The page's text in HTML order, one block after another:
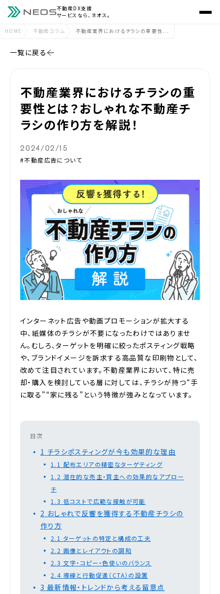
不動産DX支援
サービスなら、ネオス。
HOME 不動産コラム 不動産業界におけるチラシの重要性...
一覧に戻る
不動産業界におけるチラシの重
要性とは？おしゃれな不動産チ
ラシの作り方を解説！
2024/02/15
#不動産広告について
インターネット広告や動画プロモーションが拡大する
中、紙媒体のチラシが不要になったわけではありませ
ん。むしろ、ターゲットを明確に絞ったポスティング戦略
や、ブランドイメージを訴求する高品質な印刷物として、
改めて注目されています。不動産業界において、特に売
却・購入を検討している層に対しては、チラシが持つ“手
に取る”“家に残る”という特徴が強みとなっています。
目次
1 チラシポスティングが今も効果的な理由
1.1 配布エリアの精密なターゲティング
1.2 潜在的な売主・買主への効果的なアプロー
チ
1.3 低コストで広範な接触が可能
2 おしゃれで反響を獲得する不動産チラシの
作り方
2.1 ターゲットの特定と構成の工夫
2.2 画像とレイアウトの調和
2.3 文字・コピー・色使いのバランス
2.4 導線と行動促進（CTA）の設置
3 最新情報・トレンドから考える留意点